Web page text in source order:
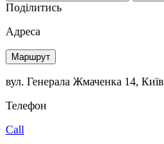
Поділитись
Адреса
Маршрут
вул. Генерала Жмаченка 14, Київ
Телефон
Call